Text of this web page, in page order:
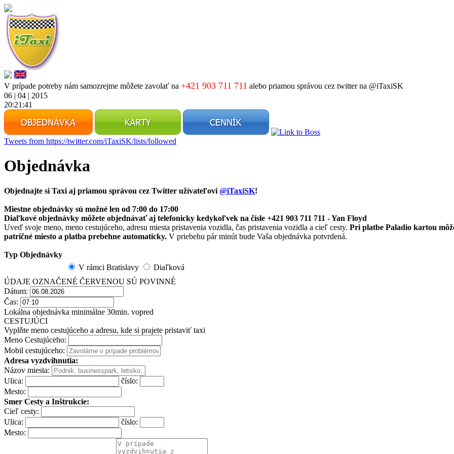
V prípade potreby nám samozrejme môžete zavolať na +421 903 711 711 alebo priamou správou cez twitter na @iTaxiSK
06 | 04 | 2015
20:21:41
Tweets from https://twitter.com/iTaxiSK/lists/followed
Objednávka
Objednajte si Taxi aj priamou správou cez Twitter užívateľovi @iTaxiSK!
Miestne objednávky sú možné len od 7:00 do 17:00
Diaľkové objednávky môžete objednávať aj telefonicky kedykoľvek na čísle +421 903 711 711 - Yan Floyd
Uveď svoje meno, meno cestujúceho, adresu miesta pristavenia vozidla, čas pristavenia vozidla a cieľ cesty. Pri platbe Paladio kartou
patričné miesto a platba prebehne automaticky. V priebehu pár minút bude Vaša objednávka potvrdená.
Typ Objednávky
V rámci Bratislavy
Diaľková
ÚDAJE OZNAČENÉ ČERVENOU SÚ POVINNÉ
Dátum:
Čas:
Lokálna objednávka minimálne 30min. vopred
CESTUJÚCI
Vyplňte meno cestujúceho a adresu, kde si prajete pristaviť taxi
Meno Cestujúceho:
Mobil cestujúceho:
Adresa vyzdvihnutia:
Názov miesta:
Ulica:
číslo:
Mesto:
Smer Cesty a Inštrukcie:
Cieľ cesty:
Ulica:
číslo:
Mesto: